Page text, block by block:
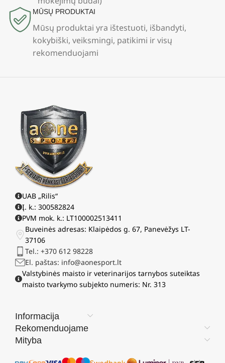
MŪSŲ PRODUKTAI
Mūsų produktai yra ištestuoti, išbandyti,
kokybiški, veiksmingi, patikimi ir visų
rekomenduojami
UAB „Rilis“
Į. k.: 300582824
PVM mok. k.: LT100002513411
Buveinės adresas: Klaipėdos g. 67, Panevėžys LT-
37106
Tel.: +370 612 98228
El. paštas: info@aonesport.lt
Valstybinės maisto ir veterinarijos tarnybos suteiktas
maisto tvarkymo subjekto numeris: Nr. 313
Informacija
Rekomenduojame
Mityba